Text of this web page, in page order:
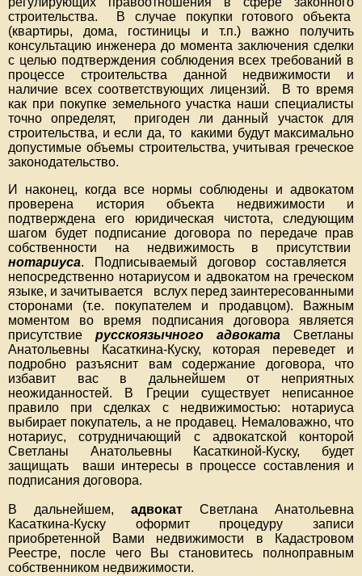
строительства. В случае покупки готового объекта
(квартиры, дома, гостиницы и т.п.) важно получить
консультацию инженера до момента заключения сделки
с целью подтверждения соблюдения всех требований в
процессе строительства данной недвижимости и
наличие всех соответствующих лицензий. В то время
как при покупке земельного участка наши специалисты
точно определят, пригоден ли данный участок для
строительства, и если да, то какими будут максимально
допустимые объемы строительства, учитывая греческое
законодательство.
И наконец, когда все нормы соблюдены и адвокатом
проверена история объекта недвижимости и
подтверждена его юридическая чистота, следующим
шагом будет подписание договора по передаче прав
собственности на недвижимость в присутствии
нотариуса. Подписываемый договор составляется
непосредственно нотариусом и адвокатом на греческом
языке, и зачитывается вслух перед заинтересованными
сторонами (т.е. покупателем и продавцом). Важным
моментом во время подписания договора является
присутствие русскоязычного адвоката Светланы
Анатольевны Касаткина-Куску, которая переведет и
подробно разъяснит вам содержание договора, что
избавит вас в дальнейшем от неприятных
неожиданностей. В Греции существует неписанное
правило при сделках с недвижимостью: нотариуса
выбирает покупатель, а не продавец. Немаловажно, что
нотариус, сотрудничающий с адвокатской конторой
Светланы Анатольевны Касаткиной-Куску, будет
защищать ваши интересы в процессе составления и
подписания договора.
В дальнейшем, адвокат Светлана Анатольевна
Касаткина-Куску оформит процедуру записи
приобретенной Вами недвижимости в Кадастровом
Реестре, после чего Вы становитесь полноправным
собственником недвижимости.